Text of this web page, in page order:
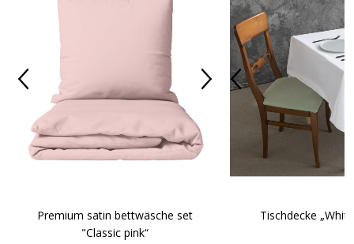
Premium satin bettwäsche set
"Classic pink“
Tischdecke